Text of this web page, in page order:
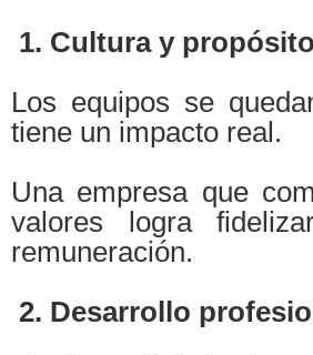
1. Cultura y propósito
Los equipos se
tiene un impacto real.
Una empresa que
valores logra
remuneración.
2. Desarrollo